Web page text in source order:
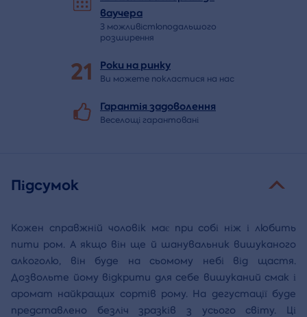
ваучера
З можливістюподальшого
розширення
21 Роки на ринку
Ви можете покластися на нас
Гарантія задоволення
Веселощі гарантовані
Підсумок
Кожен справжній чоловік має при собі ніж і любить
пити ром. А якщо він ще й шанувальник вишуканого
алкоголю, він буде на сьомому небі від щастя.
Дозвольте йому відкрити для себе вишуканий смак і
аромат найкращих сортів рому. На дегустації буде
представлено безліч зразків з усього світу. Ці